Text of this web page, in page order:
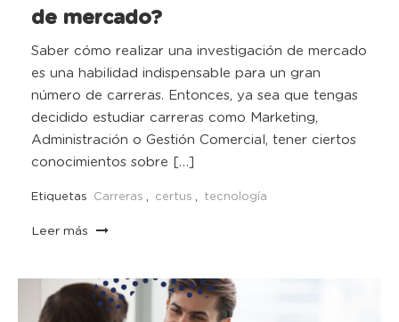
de mercado?
Saber cómo realizar una investigación de mercado
es una habilidad indispensable para un gran
número de carreras. Entonces, ya sea que tengas
decidido estudiar carreras como Marketing,
Administración o Gestión Comercial, tener ciertos
conocimientos sobre […]
Etiquetas Carreras , certus , tecnología
Leer más